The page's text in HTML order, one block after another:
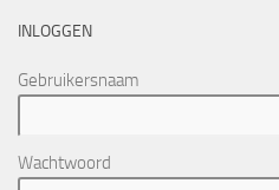
INLOGGEN
Gebruikersnaam
Wachtwoord